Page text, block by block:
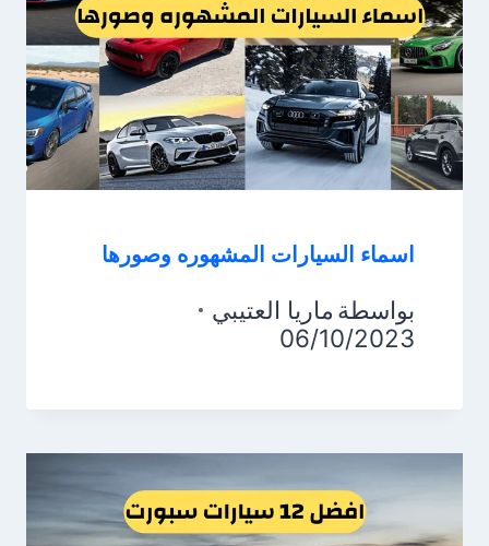
اسماء السيارات المشهوره وصورها
بواسطة ماريا العتيبي
06/10/2023